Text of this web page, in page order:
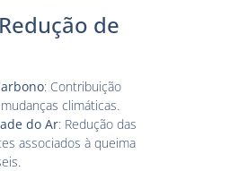
de
: Contribuição
climáticas.
do Ar: Redução das
associados à queima